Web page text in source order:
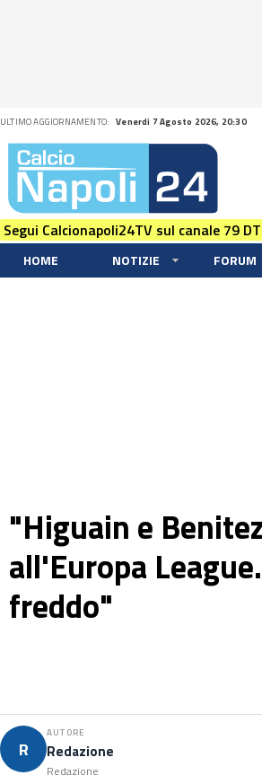
ULTIMO AGGIORNAMENTO: Venerdi 7 Agosto 2026, 20:30
Segui Calcionapoli24TV sul canale 79
HOME NOTIZIE FORUM
"Higuain e
all'Europa
freddo"
R
AUTORE
Redazione
Redazione